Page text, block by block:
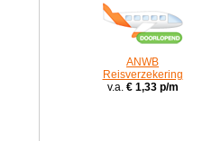
ANWB
Reisverzekering
v.a. € 1,33 p/m